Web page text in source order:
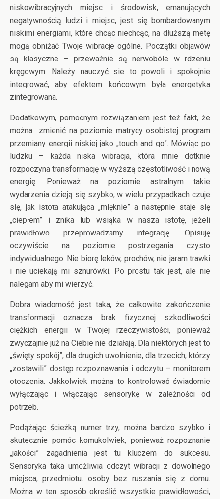
niskowibracyjnych miejsc i środowisk, emanujących
negatywnością ludzi i miejsc, jest się bombardowanym
niskimi energiami, które chcąc niechcąc, na dłuższą metę
mogą obniżać Twoje wibracje ogólne. Początki objawów
są klasyczne – przeważnie są nerwobóle w rdzeniu
kręgowym. Należy nauczyć sie to powoli i spokojnie
integrować, aby efektem końcowym była energetyka
zintegrowana.
Dodatkowym, pomocnym rozwiązaniem jest też fakt, że
można zmienić na poziomie matrycy osobistej program
przemiany energii niskiej jako „touch and go”. Mówiąc po
ludzku – każda niska wibracja, która mnie dotknie
rozpoczyna transformację w wyższą częstotliwość i nową
energię. Ponieważ na poziomie astralnym takie
wydarzenia dzieją się szybko, w wielu przypadkach czuje
się, jak istota atakująca „mięknie” a następnie staje się
„ciepłem” i znika lub wsiąka w nasza istotę, jeżeli
prawidłowo przeprowadzamy integrację. Opisuję
oczywiście na poziomie postrzegania czysto
indywidualnego. Nie biorę leków, prochów, nie jaram trawki
i nie uciekają mi sznurówki. Po prostu tak jest, ale nie
nalegam aby mi wierzyć.
Dobra wiadomość jest taka, że całkowite zakończenie
transformacji oznacza brak fizycznej szkodliwości
ciężkich energii w Twojej rzeczywistości, ponieważ
zwyczajnie już na Ciebie nie działają. Dla niektórych jest to
„święty spokój”, dla drugich uwolnienie, dla trzecich, którzy
„zostawili” dostęp rozpoznawania i odczytu – monitorem
otoczenia. Jakkolwiek można to kontrolować świadomie
wyłączając i włączając sensorykę w zależności od
potrzeb.
Podążając ścieżką numer trzy, można bardzo szybko i
skutecznie pomóc komukolwiek, ponieważ rozpoznanie
„jakości” zagadnienia jest tu kluczem do sukcesu.
Sensoryka taka umożliwia odczyt wibracji z dowolnego
miejsca, przedmiotu, osoby bez ruszania się z domu.
Można w ten sposób określić wszystkie prawidłowości,